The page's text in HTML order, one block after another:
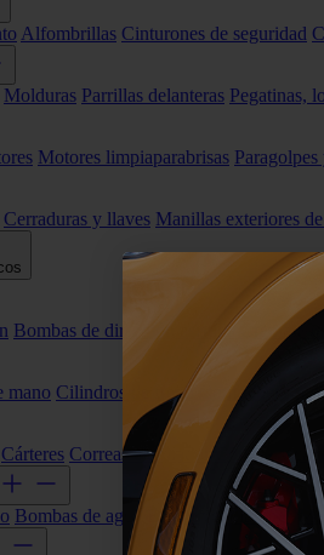
Alfombrillas Cinturones de seguridad
Molduras Parrillas delanteras Pegatinas,
Motores limpiaparabrisas
Cerraduras y llaves Manillas exteriores
Bombas de dirección asistida
mano Cilindros de freno Componentes
Cárteres Correas alternador Correas y
Bombas de agua Electroventiladores